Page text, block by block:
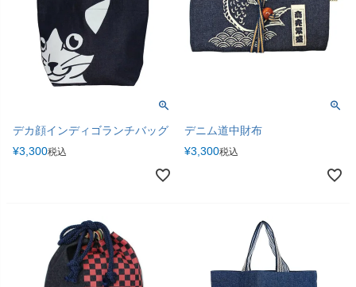
デカ顔インディゴランチバッグ
¥3,300税込
デニム道中財布
¥3,300税込